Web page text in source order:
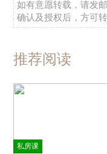
如有意愿转载，请发
确认及授权后，方可转
推荐阅读
私房课